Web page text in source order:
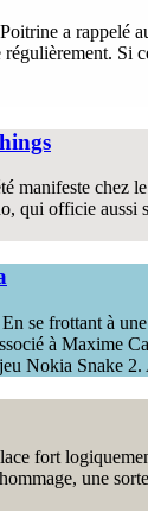
a rappelé
Si
manifeste
qui officie aussi
se frottant à
à Maxime
Nokia Snake
fort
une